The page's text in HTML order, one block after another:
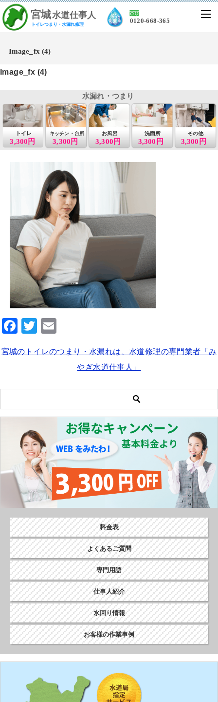
宮城水道仕事人
トイレつまり・水漏れ修理
0120-668-365
Image_fx (4)
Image_fx (4)
3,300円
トイレ
3,300円
キッチン・台所 お風呂
3,300円
洗面所
3,300円
その他
3,300円
水漏れ・つまり
F
c
b
o
o
k
T
tt ai
宮城のトイレのつまり・水漏れは、水道修理の専門業者「み
やぎ水道仕事人」
料金表
よくあるご質問
専門用語
仕事人紹介
水回り情報
お客様の作業事例